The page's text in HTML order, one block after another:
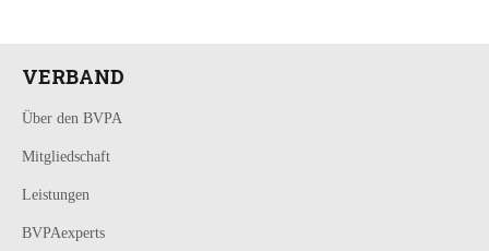
VERBAND
Über den BVPA
Mitgliedschaft
Leistungen
BVPAexperts